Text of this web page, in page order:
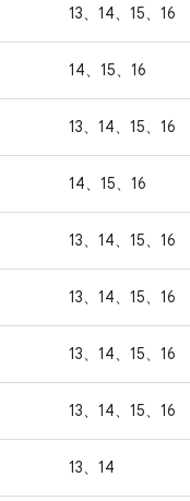
13、14、15、16
14、15、16
13、14、15、16
14、15、16
13、14、15、16
13、14、15、16
13、14、15、16
13、14、15、16
13、14